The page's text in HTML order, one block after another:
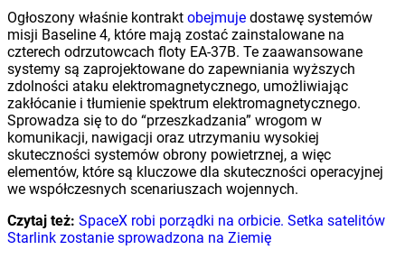
Ogłoszony właśnie kontrakt obejmuje dostawę systemów
misji Baseline 4, które mają zostać zainstalowane na
czterech odrzutowcach floty EA-37B. Te zaawansowane
systemy są zaprojektowane do zapewniania wyższych
zdolności ataku elektromagnetycznego, umożliwiając
zakłócanie i tłumienie spektrum elektromagnetycznego.
Sprowadza się to do “przeszkadzania” wrogom w
komunikacji, nawigacji oraz utrzymaniu wysokiej
skuteczności systemów obrony powietrznej, a więc
elementów, które są kluczowe dla skuteczności operacyjnej
we współczesnych scenariuszach wojennych.
Czytaj też: SpaceX robi porządki na orbicie. Setka satelitów
Starlink zostanie sprowadzona na Ziemię